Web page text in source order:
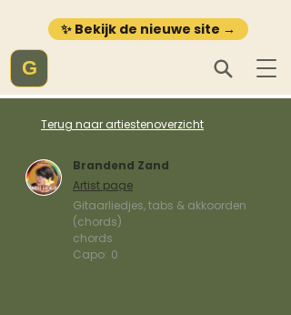
✨ Bekijk de nieuwe site →
G
Terug naar artiestenoverzicht
Brandend Zand
Artist page
Gitaarliedjes, tabs & akkoorden
(chords)
chords
Capo: 0